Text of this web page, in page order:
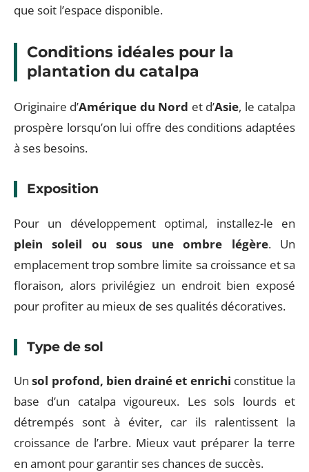
que soit l’espace disponible.
Conditions idéales pour la
plantation du catalpa
Originaire d’Amérique du Nord et d’Asie, le catalpa
prospère lorsqu’on lui offre des conditions adaptées
à ses besoins.
Exposition
Pour un développement optimal, installez-le en
plein soleil ou sous une ombre légère. Un
emplacement trop sombre limite sa croissance et sa
floraison, alors privilégiez un endroit bien exposé
pour profiter au mieux de ses qualités décoratives.
Type de sol
Unsol profond, bien drainé et enrichi constitue la
base d’un catalpa vigoureux. Les sols lourds et
détrempés sont à éviter, car ils ralentissent la
croissance de l’arbre. Mieux vaut préparer la terre
en amont pour garantir ses chances de succès.